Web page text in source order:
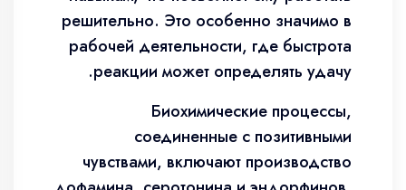
решительно. Это особенно значимо в
рабочей деятельности, где быстрота
реакции может определять удачу.
Биохимические процессы,
соединенные с позитивными
чувствами, включают производство